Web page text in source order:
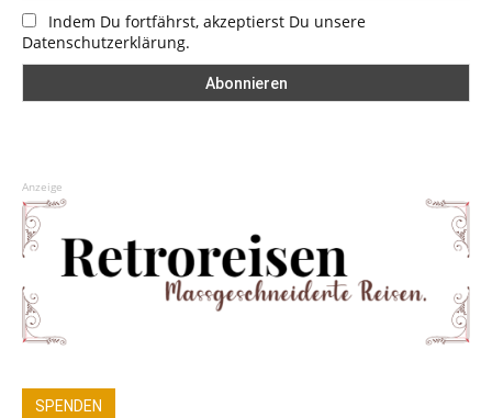
Indem Du fortfährst, akzeptierst Du unsere
Datenschutzerklärung.
Anzeige
SPENDEN